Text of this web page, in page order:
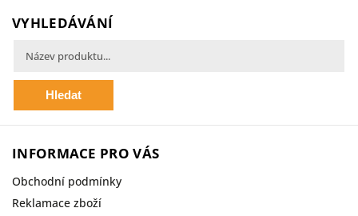
VYHLEDÁVÁNÍ
Hledat
INFORMACE PRO VÁS
Obchodní podmínky
Reklamace zboží